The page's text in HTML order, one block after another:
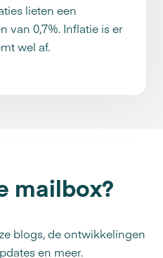
lieten een
van 0,7%. Inflatie is er
wel af.
mailbox?
blogs, de ontwikkelingen
en meer.